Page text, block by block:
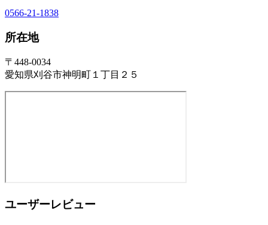
0566-21-1838
所在地
〒448-0034
愛知県刈谷市神明町１丁目２５
ユーザーレビュー